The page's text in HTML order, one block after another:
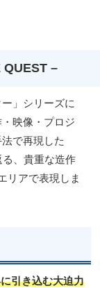
QUEST –
」シリーズに
映像・プロジ
で再現した
る、貴重な造作
リアで表現しま
引き込む大迫力